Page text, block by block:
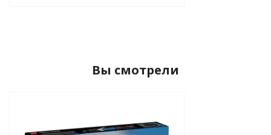
Вы смотрели